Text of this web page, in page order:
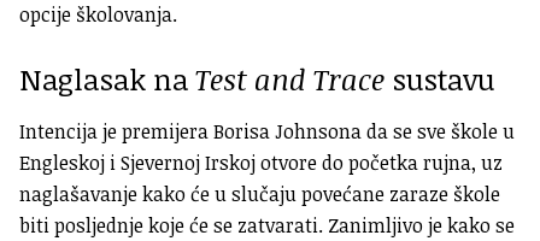
opcije školovanja.
Naglasak naTest and Trace sustavu
Intencija je premijera Borisa Johnsona da se sve škole u
Engleskoj i Sjevernoj Irskoj otvore do početka rujna, uz
naglašavanje kako će u slučaju povećane zaraze škole
biti posljednje koje će se zatvarati. Zanimljivo je kako se